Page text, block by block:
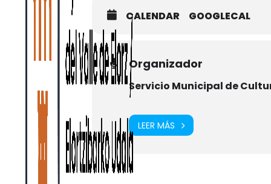
CALENDAR GOOGLECAL
Organizador
Servicio Municipal de
LEER MÁS